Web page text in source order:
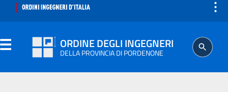
⋮
ORDINE DEGLI INGEGNERI
DELLA PROVINCIA DI PORDENONE